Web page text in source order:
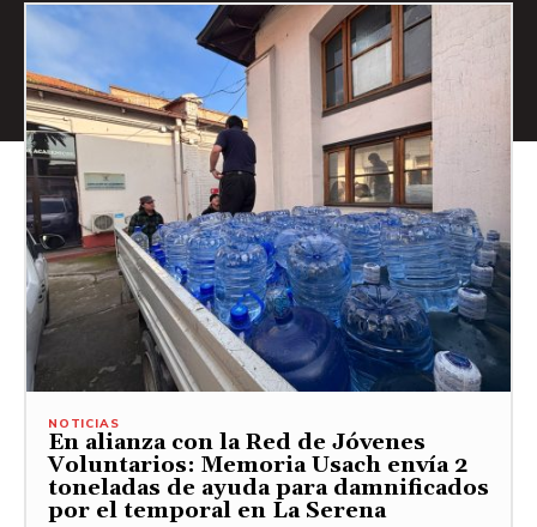
NOTICIAS
En alianza con la Red de Jóvenes
Voluntarios: Memoria Usach envía 2
toneladas de ayuda para damnificados
por el temporal en La Serena